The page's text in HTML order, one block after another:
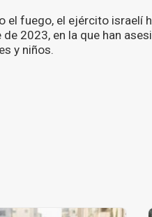
fuego, el ejército israelí
2023, en la que han
y niños.